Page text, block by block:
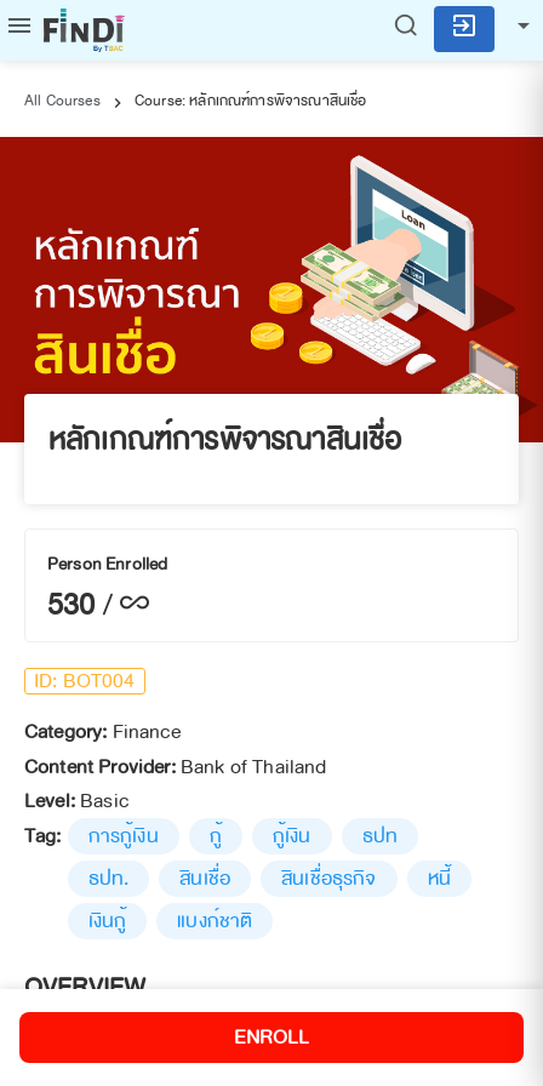
 exit_to_app 
All Courses  Course: หลักเกณฑ์การพิจารณาสินเชื่อ
หลักเกณฑ์การพิจารณาสินเชื่อ
ENROLL
Person Enrolled
530/ 
ID: BOT004
Category: Finance
Content Provider: Bank of Thailand
Level:Basic
Tag:
การกู้เงิน กู้ กู้เงิน
ธปท
ธปท.
สินเชื่อ สินเชื่อธุรกิจ
หนี้
เงินกู้
แบงก์ชาติ
OVERVIEW